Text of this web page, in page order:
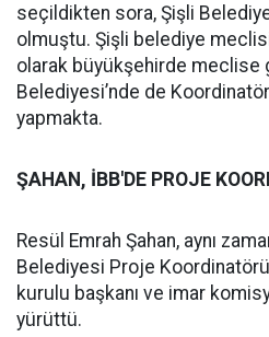
seçildikten sora, Şişli
olmuştu. Şişli belediye
olarak büyükşehirde meclise
Belediyesi’nde de Koordinatör
yapmakta.
ŞAHAN, İBB'DE PROJE
Resül Emrah Şahan, aynı
Belediyesi Proje
kurulu başkanı ve imar
yürüttü.